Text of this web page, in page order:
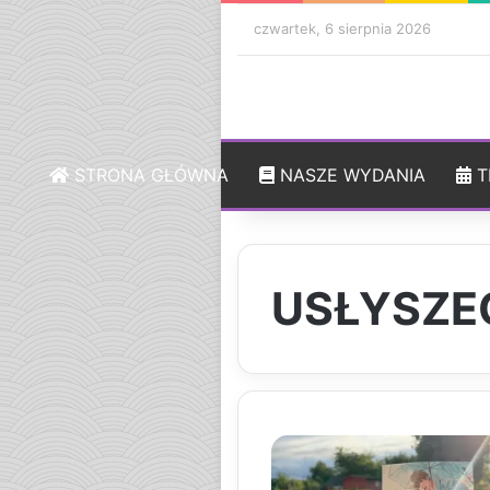
czwartek, 6 sierpnia 2026
STRONA GŁÓWNA NASZE WYDANIA